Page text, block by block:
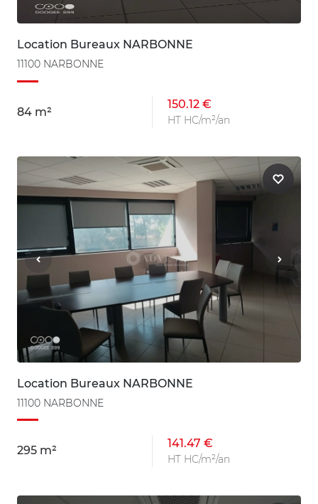
Location Bureaux NARBONNE
11100 NARBONNE
84 m²
150.12 €
HT HC/m²/an
Location Bureaux NARBONNE
11100 NARBONNE
295 m²
141.47 €
HT HC/m²/an